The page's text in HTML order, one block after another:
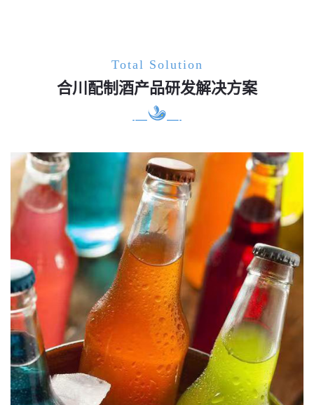
Total Solution
合川配制酒产品研发解决方案